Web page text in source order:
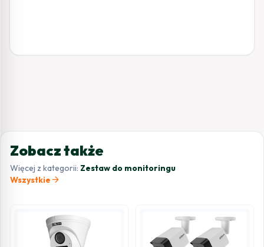
Zobacz także
Więcej z kategorii: Zestaw do monitoringu
Wszystkie arrow_forward